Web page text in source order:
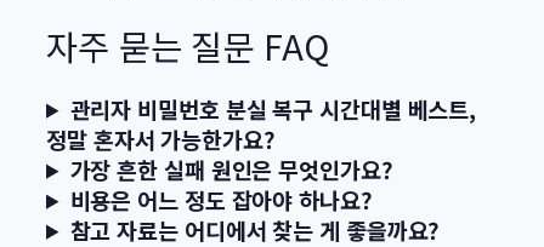
자주 묻는 질문 FAQ
관리자 비밀번호 분실 복구 시간대별 베스트,
정말 혼자서 가능한가요?
가장 흔한 실패 원인은 무엇인가요?
비용은 어느 정도 잡아야 하나요?
참고 자료는 어디에서 찾는 게 좋을까요?